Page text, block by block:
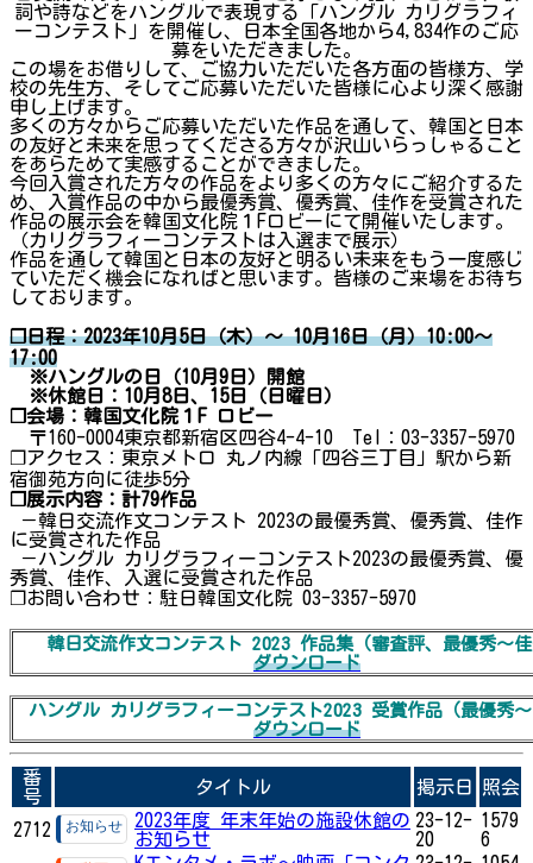
詞や詩などをハングルで表現する「ハングル カリグラフィ
ーコンテスト」を開催し、日本全国各地から4,834作のご応
募をいただきました。
この場をお借りして、ご協力いただいた各方面の皆様方、学
校の先生方、そしてご応募いただいた皆様に心より深く感謝
申し上げます。
多くの方々からご応募いただいた作品を通して、韓国と日本
の友好と未来を思ってくださる方々が沢山いらっしゃること
をあらためて実感することができました。
今回入賞された方々の作品をより多くの方々にご紹介するた
め、入賞作品の中から最優秀賞、優秀賞、佳作を受賞された
作品の展示会を韓国文化院１Fロビーにて開催いたします。
（カリグラフィーコンテストは入選まで展示）
作品を通して韓国と日本の友好と明るい未来をもう一度感じ
ていただく機会になればと思います。皆様のご来場をお待ち
しております。
❐日程：2023年10月5日（木）～ 10月16日（月）10:00～
17:00
※ハングルの日（10月9日）開館
※休館日：10月8日、15日（日曜日）
❐会場：韓国文化院１F ロビー
〒160-0004東京都新宿区四谷4-4-10 Tel：03-3357-5970
❐アクセス：東京メトロ 丸ノ内線「四谷三丁目」駅から新
宿御苑方向に徒歩5分
❐展示内容：計79作品
－韓日交流作文コンテスト 2023の最優秀賞、優秀賞、佳作
に受賞された作品
－ハングル カリグラフィーコンテスト2023の最優秀賞、優
秀賞、佳作、入選に受賞された作品
❐お問い合わせ：駐日韓国文化院 03-3357-5970
韓日交流作文コンテスト 2023 作品集（審査評、最優秀～
ダウンロード
ハングル カリグラフィーコンテスト2023 受賞作品（最優秀
ダウンロード
番
号
タイトル 掲示日 照会
2712
2023年度 年末年始の施設休館の
お知らせ
23-12-
20
1579
6